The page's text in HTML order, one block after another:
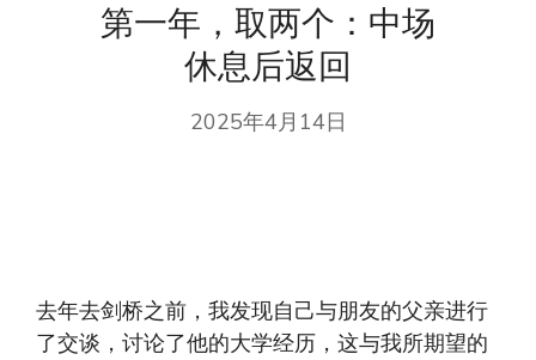
第一年，取两个：中场
休息后返回
2025年4月14日
去年去剑桥之前，我发现自己与朋友的父亲进行
了交谈，讨论了他的大学经历，这与我所期望的